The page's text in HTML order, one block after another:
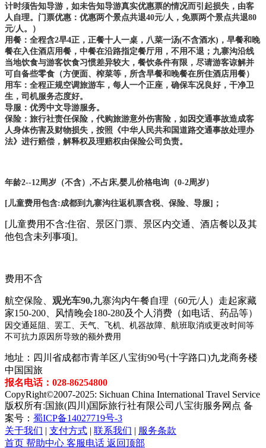
计时须告知导游，如未告知导游真实优惠票的情况而引起损失，由客
人自理。门票优惠：优惠两个景点共退40元/人，免票两个景点共退80
元/人。）
用餐：全程含2早4正，正餐十人一桌，八菜一汤(不含酒水)，早餐和晚
餐在入住酒店用餐，中餐在沿路指定餐厅用，不用不退；九寨沟沿线
当地饮食与游客饮食习惯差异较大，餐饮条件有限，尽请游客谅解并
可自备些零食（方便面、榨菜等，所含早餐和晚餐在所住酒店用餐）
用车：全程正规空调旅游车，每人一个正座，确保车况良好，干净卫
生，司机服务态度好。
导服：优秀中文导游服务。
​保险：旅行社责任保险，代购旅游意外伤害险，如因交通事故造成客
人身体伤害及财物损失，按照《中华人民共和国道路交通事故处理办
法》进行赔偿，解释权及理赔权由保险公司负责。
年龄2--12周岁（不含）,不占床,婴儿价格电询（0-2周岁）
[儿童费用包含:成都到九寨沟往返机票含税、保险、导服]；
[儿童费用不含:住宿、景区门票、景区内交通、酒店餐以及其
他包含未列事项]。
费用不含
航空保险、 观光车90,九寨沟内午餐自理（60元/人）走起家藏
家150-200、风情晚会180-280及个人消费（如电话、药品等）
因交通延阻、罢工、天气、飞机、机器故障、航班取消或更改时间等
不可抗力原因所导致的额外费用
地址：四川省成都市青羊区八宝街90号(十字路口)九龙商务楼
中国国旅
报名电话：028-86254800
CopyRight©2007-2025: Sichuan China International Travel Service
版权所有:国旅(四川)国际旅行社有限公司八宝街服务网点 备
案号： 蜀ICP备14027719号-3
关于我们 | 支付方式 | 联系我们 | 服务条款
首页 帮助中心 客服电话 返回顶部